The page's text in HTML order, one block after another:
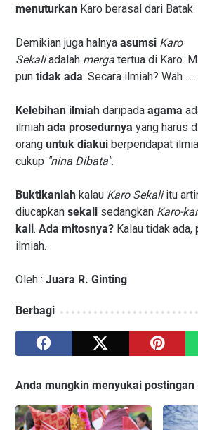
menuturkan Karo berasal dari Batak.
Demikian juga halnya asumsi Karo
Sekaliadalah merga tertua di Karo.
pun tidak ada. Secara ilmiah? Wah
Kelebihan ilmiah daripada agama
ilmiah ada prosedurnya yang harus
orang untuk diakui berpendapat
cukup "nina Dibata".
Buktikanlah kalau Karo Sekaliitu
diucapkan sekali sedangkan Karo-
kali. Ada mitosnya? Kalau tidak ada,
ilmiah.
Oleh : Juara R. Ginting
Berbagi
Anda mungkin menyukai postingan